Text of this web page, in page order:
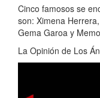
Cinco famosos se
son: Ximena
Gema Garoa y
La Opinión de Los